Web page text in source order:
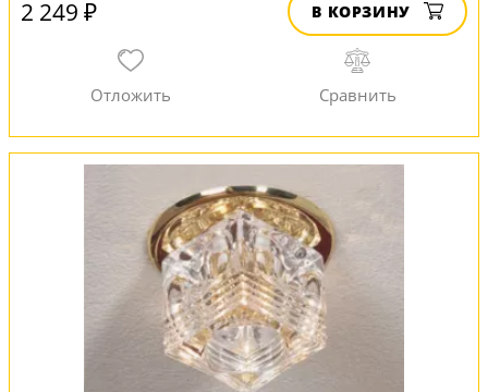
2 249 ₽ В КОРЗИНУ